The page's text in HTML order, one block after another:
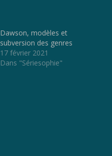
Dawson, modèles et
subversion des genres
17 février 2021
Dans "Sériesophie"